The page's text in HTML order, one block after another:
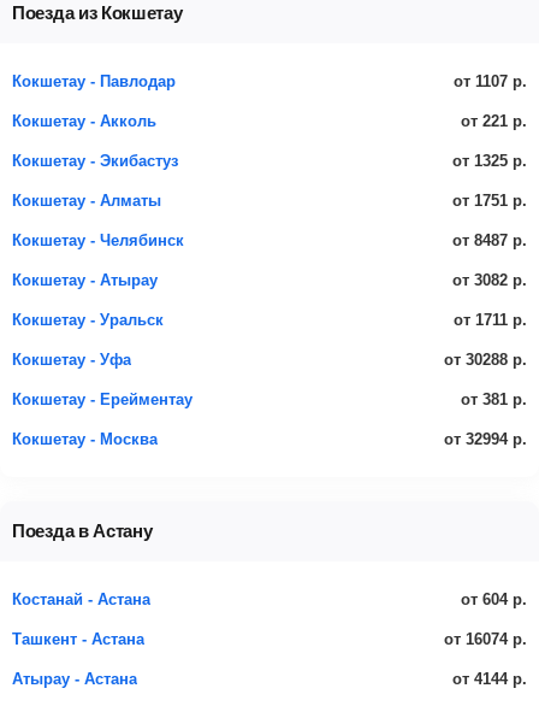
Поезда из Кокшетау
Кокшетау - Павлодар от 1107 р.
Кокшетау - Акколь от 221 р.
Кокшетау - Экибастуз от 1325 р.
Кокшетау - Алматы от 1751 р.
Кокшетау - Челябинск от 8487 р.
Кокшетау - Атырау от 3082 р.
Кокшетау - Уральск от 1711 р.
Кокшетау - Уфа от 30288 р.
Кокшетау - Ерейментау от 381 р.
Кокшетау - Москва от 32994 р.
Поезда в Астану
Костанай - Астана от 604 р.
Ташкент - Астана от 16074 р.
Атырау - Астана от 4144 р.